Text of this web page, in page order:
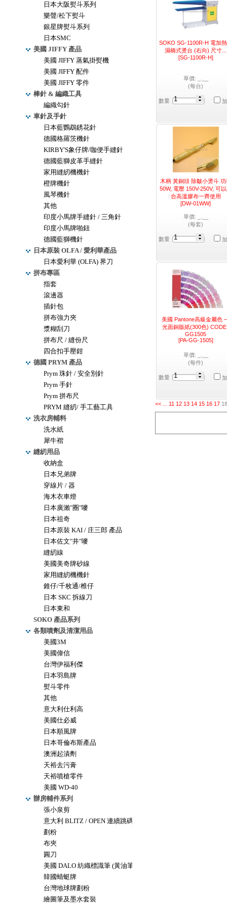
日本大阪熨斗系列
樂聲/松下熨斗
銀星牌熨斗系列
日本SMC
美國 JIFFY 產品
美國 JIFFY 蒸氣掛熨機
美國 JIFFY 配件
美國 JIFFY 零件
棒針 & 編織工具
編織勾針
車針及手針
日本藍鸚鵡銹花針
德國格羅茨機針
KIRBY'S象仔牌/咖便手縫針
德國藍獅皮革手縫針
家用縫紉機機針
橙牌機針
風琴機針
其他
印度小馬牌手縫針 / 三角針
印度小馬牌啪鈕
德國藍獅機針
日本原裝 OLFA / 愛利華產品
日本愛利華 (OLFA) 界刀
拼布專區
指套
滾邊器
插針包
拼布強力夾
漿糊刮刀
拼布尺 / 縫份尺
四合扣手壓鉗
德國 PRYM 產品
Prym 珠針 / 安全別針
Prym 手針
Prym 拼布尺
PRYM 縫紉/ 手工藝工具
洗衣房輔料
洗水紙
犀牛褶
縫紉用品
收納盒
日本兄弟牌
穿線片 / 器
海木衣車燈
日本廣瀨"圈"嘜
日本祖奇
日本原裝 KAI / 庄三郎 產品
日本佐文"井"嘜
縫紉線
美國美奇牌砂線
家用縫紉機機針
錐仔/千枚通/椎仔
日本 SKC 拆線刀
日本東和
SOKO 產品系列
各類噴劑及清潔用品
美國3M
美國偉信
台灣伊福利傑
日本羽島牌
熨斗零件
其他
意大利仕利高
美國仕必威
日本順風牌
日本哥倫布斯產品
澳洲起漬劑
天裕去污膏
天裕噴槍零件
美國 WD-40
辦房輔件系列
張小泉剪
意大利 BLITZ / OPEN 連續跳碼機
劃粉
布夾
圓刀
美國 DALO 紡織標識筆 (黃油筆)
韓國蜻蜓牌
台灣地球牌劃粉
繪圖筆及墨水套裝
SOKO SG-1100R-H 電加
濕橋式燙台 (右向) 尺寸...
[SG-1100R-H]
單價: _.__
(每台)
數量
木柄 黃銅頭 除皺小燙斗 功
50W, 電壓 150V-250V, 可
合高溫膠布一齊使用
[DW-01WW]
單價: _.__
(每套)
數量
美國 Pantone高級金屬色
光面銅版紙(300色)
GG1505
[PA-GG-1505]
單價: _.__
(每件)
數量
<< 11 12 13 14 15 16 17 18